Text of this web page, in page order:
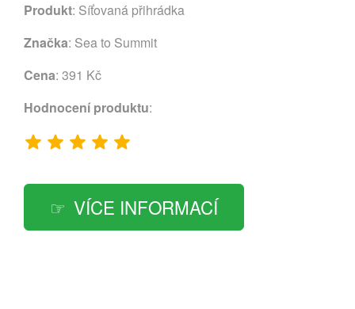
Produkt: Síťovaná přihrádka
Značka: Sea to Summit
Cena: 391 Kč
Hodnocení produktu:
VÍCE INFORMACÍ